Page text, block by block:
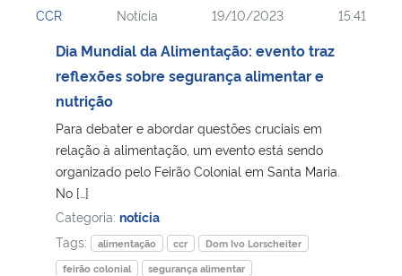
Ministério da Cidadania
Ministério de Minas e Energia
Ministério da Ciência, Tecnologia, Inovações e Comunicações
Ministério do Turismo
CCR Notícia 19/10/2023 15:41
Dia Mundial da Alimentação: evento traz
reflexões sobre segurança alimentar e
nutrição
Para debater e abordar questões cruciais em
relação à alimentação, um evento está sendo
organizado pelo Feirão Colonial em Santa Maria.
No […]
Categoria: notícia
Tags:
alimentação ccr
Dom Ivo Lorscheiter
feirão colonial
segurança alimentar